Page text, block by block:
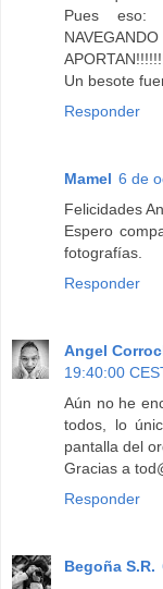
Pues eso:
Un besote
Responder
Mamel 6 de
Felicidades
Espero
fotografías.
Responder
Angel
19:40:00
Aún no he
todos, lo
pantalla del
Gracias a
Responder
Begoña S.R.